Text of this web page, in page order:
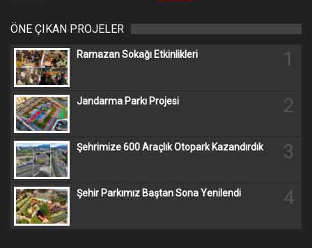
ÖNE ÇIKAN PROJELER
Ramazan Sokağı Etkinlikleri 1
Jandarma Parkı Projesi 2
Şehrimize 600 Araçlık Otopark Kazandırdık 3
Şehir Parkımız Baştan Sona Yenilendi 4